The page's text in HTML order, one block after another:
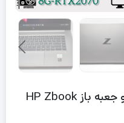
لپ تاپ 15 اینچی در حد نو جعبه باز HP Zbook